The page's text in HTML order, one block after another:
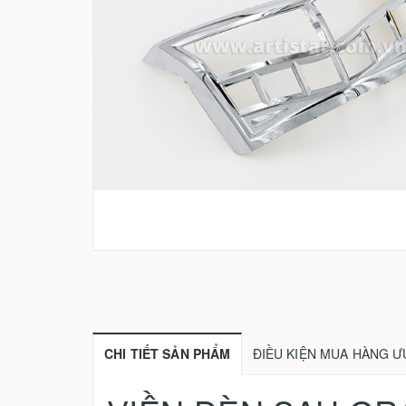
CHI TIẾT SẢN PHẨM ĐIỀU KIỆN MUA HÀNG